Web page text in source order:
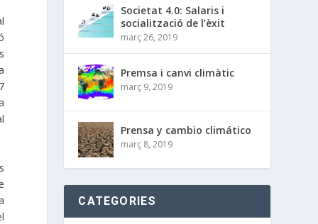
Societat 4.0: Salaris i
socialització de l’èxit
març 26, 2019
Premsa i canvi climàtic
març 9, 2019
Prensa y cambio climático
març 8, 2019
CATEGORIES